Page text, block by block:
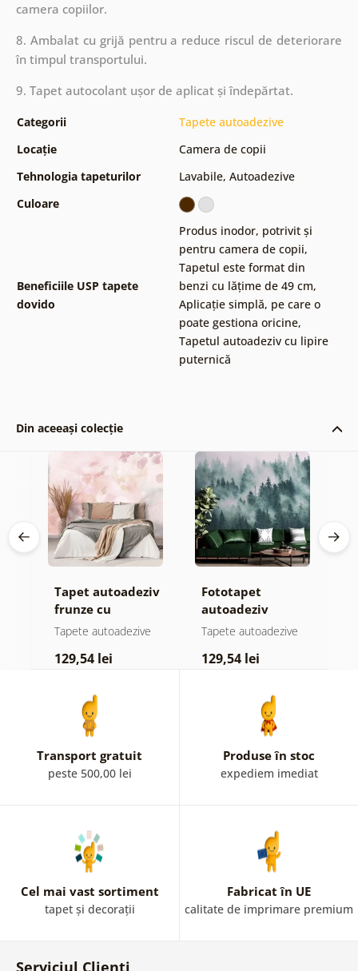
camera copiilor.
8. Ambalat cu grijă pentru a reduce riscul de deteriorare
în timpul transportului.
9. Tapet autocolant ușor de aplicat și îndepărtat.
Categorii
Tapete autoadezive
Locație
Camera de copii
Tehnologia tapeturilor
Lavabile, Autoadezive
Culoare
Beneficiile USP tapete
dovido
Produs inodor, potrivit și
pentru camera de copii,
Tapetul este format din
benzi cu lățime de 49 cm,
Aplicație simplă, pe care o
poate gestiona oricine,
Tapetul autoadeziv cu lipire
puternică
Din aceeași colecție
Tapet autoadeziv
frunze cu
atingere
Tapete autoadezive
129,54 lei
Fototapet
autoadeziv
pădure în ceață
Tapete autoadezive
129,54 lei
Transport gratuit
peste 500,00 lei
Produse în stoc
expediem imediat
Cel mai vast sortiment
tapet și decorații
Fabricat în UE
calitate de imprimare premium
Serviciul Clienți